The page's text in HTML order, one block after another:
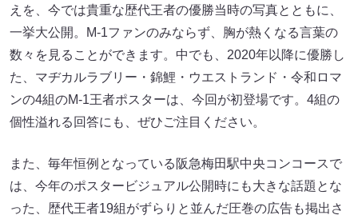
えを、今では貴重な歴代王者の優勝当時の写真とともに、
一挙大公開。M-1ファンのみならず、胸が熱くなる言葉の
数々を見ることができます。中でも、2020年以降に優勝し
た、マヂカルラブリー・錦鯉・ウエストランド・令和ロマ
ンの4組のM-1王者ポスターは、今回が初登場です。4組の
個性溢れる回答にも、ぜひご注目ください。
また、毎年恒例となっている阪急梅田駅中央コンコースで
は、今年のポスタービジュアル公開時にも大きな話題とな
った、歴代王者19組がずらりと並んだ圧巻の広告も掲出さ